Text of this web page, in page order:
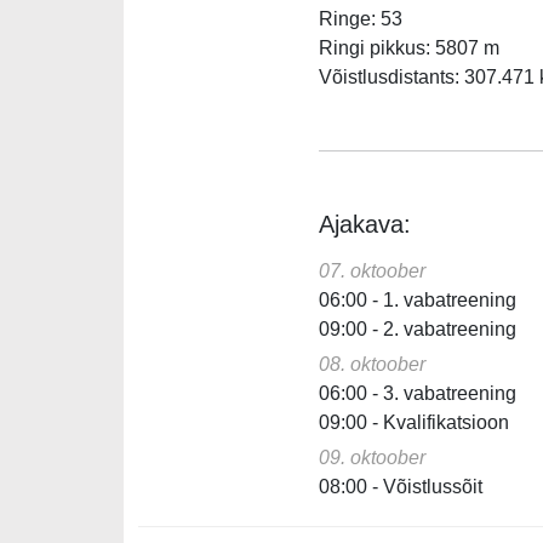
Ringe: 53
Ringi pikkus: 5807 m
Võistlusdistants: 307.471
Ajakava:
07. oktoober
06:00 - 1. vabatreening
09:00 - 2. vabatreening
08. oktoober
06:00 - 3. vabatreening
09:00 - Kvalifikatsioon
09. oktoober
08:00 - Võistlussõit